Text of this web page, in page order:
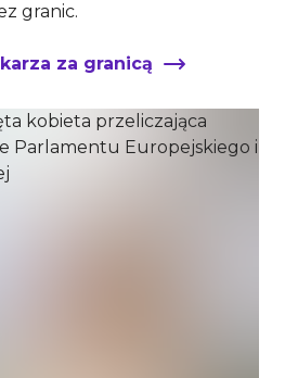
granic.
za granicą